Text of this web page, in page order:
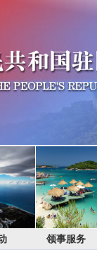
领事服务